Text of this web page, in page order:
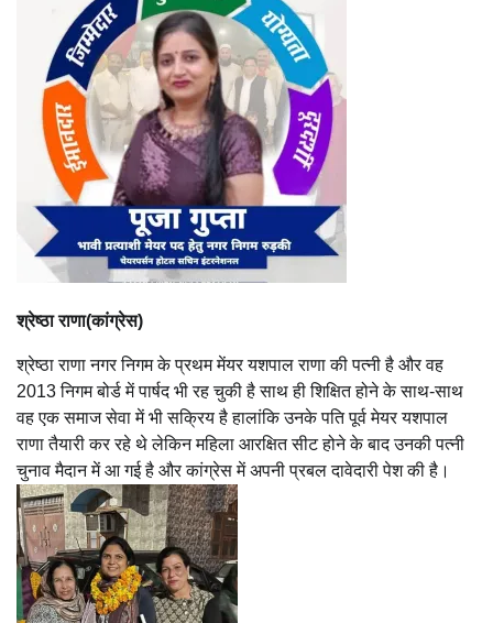
श्रेष्ठा राणा(कांग्रेस)
श्रेष्ठा राणा नगर निगम के प्रथम मेंयर यशपाल राणा की पत्नी है और वह
2013 निगम बोर्ड में पार्षद भी रह चुकी है साथ ही शिक्षित होने के साथ-साथ
वह एक समाज सेवा में भी सक्रिय है हालांकि उनके पति पूर्व मेयर यशपाल
राणा तैयारी कर रहे थे लेकिन महिला आरक्षित सीट होने के बाद उनकी पत्नी
चुनाव मैदान में आ गई है और कांग्रेस में अपनी प्रबल दावेदारी पेश की है।